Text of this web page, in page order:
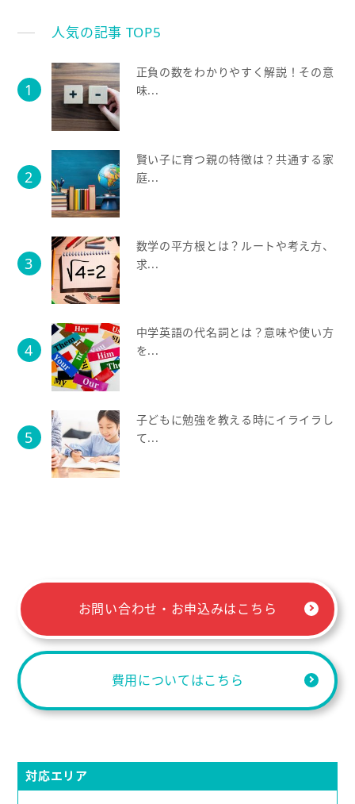
人気の記事 TOP5
正負の数をわかりやすく解説！その意
味...
賢い子に育つ親の特徴は？共通する家
庭...
数学の平方根とは？ルートや考え方、
求...
中学英語の代名詞とは？意味や使い方
を...
子どもに勉強を教える時にイライラし
て...
お問い合わせ・お申込みはこちら
費用についてはこちら
対応エリア